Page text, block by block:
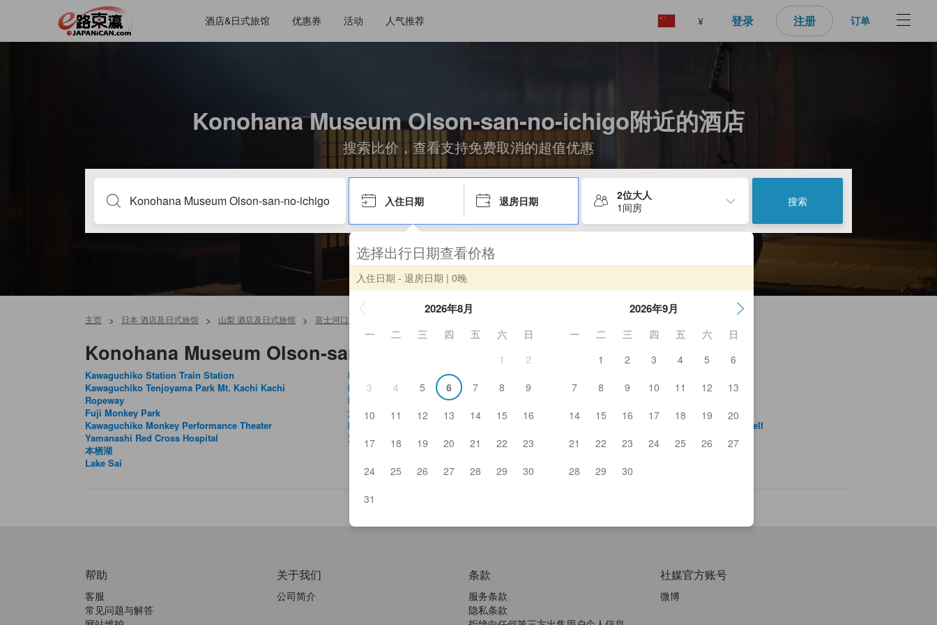
酒店&日式旅馆 优惠券 活动 人气推荐 ¥ 登录 注册 订单
Konohana Museum Olson-san-no-ichigo附近的酒店
搜索比价，查看支持免费取消的超值优惠
入住日期 退房日期
2位大人
1间房
搜索
选择出行日期查看价格
入住日期 - 退房日期 | 0晚
2026年8月
一 二 三 四 五 六
日
1
2
3
4 5 6 7 8
9
10
11 12 13 14 15
16
17
18 19 20 21 22
23
24
25 26 27 28 29
30
31
2026年9月
一 二 三 四 五 六
日
1
2 3 4 5
6
7
8 9 10 11 12
13
14
15 16 17 18 19
20
21
22 23 24 25 26
27
28
29 30
主页 > 日本 酒店及日式旅馆 > 山梨 酒店及日式旅馆 > 富士河口湖 酒店及日式旅馆
Konohana Museum Olson-san-no-ichigo及其周边
Kawaguchiko Station Train Station
Kawaguchiko Tenjoyama Park Mt. Kachi Kachi
Ropeway
Fuji Monkey Park
Kawaguchiko Monkey Performance Theater
Yamanashi Red Cross Hospital
本栖湖
Lake Sai
Kawaguchiko Country Club
Fuji Motosuko Resort (Shibazakura Park)
Lake Shōji
河口湖星剧场
Fujisan World Heritage Center
河口湖缪斯博物馆
久保田艺术博物馆
森林购物中心富士河口湖
Kawaguchiko Shopping Center Bell
根场滨
帮助
客服
常见问题与解答
关于我们
公司简介
条款
服务条款
隐私条款
社媒官方账号
微博